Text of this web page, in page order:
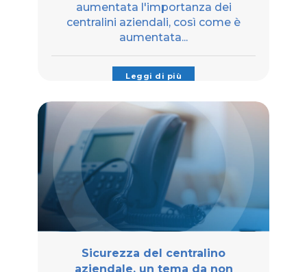
aumentata l'importanza dei
centralini aziendali, così come è
aumentata...
Leggi di più
Sicurezza del centralino
aziendale, un tema da non